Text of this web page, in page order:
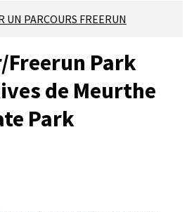
UN PARCOURS FREERUN
Freerun Park
de Meurthe
Park